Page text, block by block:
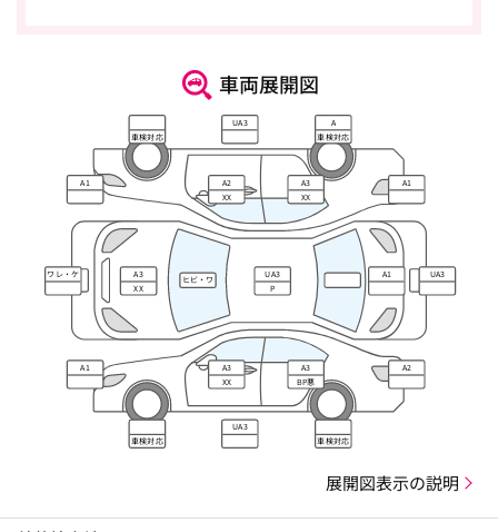
車両展開図
車検対応
UA3 A
車検対応
A1 A2
XX
A3
XX
A1
ワレ・ケ
ズレ
A3
XX
ヒビ・ワ
レ・キズ
UA3
P
A1 UA3
A1 A3
XX
A3
BP悪
A2
車検対応
UA3
車検対応
展開図表示の説明